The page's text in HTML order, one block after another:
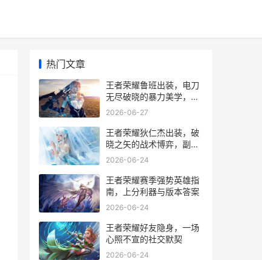
热门文章
王者荣耀鲁班出装，电刀
无尽破晓的暴力美学，副
标题，小短腿的生存与毁
2026-06-27
王者荣耀狄仁杰出装，破
晓之矢的战术博弈，副标
题，从末世到破晓的射手
2026-06-24
王者荣耀赛季强势英雄指
南，上分利器与版本答案
2026-06-24
王者荣耀好友隐身，一场
心照不宣的社交默契
2026-06-24